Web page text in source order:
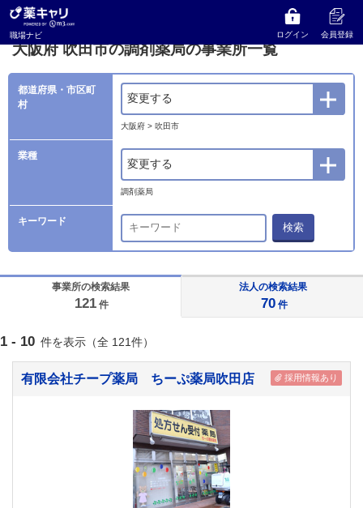
職場ナビ ログイン 会員登録
薬キャリ 職場ナビ 吹田市の調剤薬局の事業所一覧
大阪府 吹田市の調剤薬局の事業所一覧
都道府県・市区町
村
変更する
大阪府 > 吹田市
業種
変更する
調剤薬局
キーワード 検索
事業所の検索結果
121 件
法人の検索結果
70 件
1 - 10 件を表示（全 121件）
有限会社チープ薬局 ちーぷ薬局吹田店 採用情報あり